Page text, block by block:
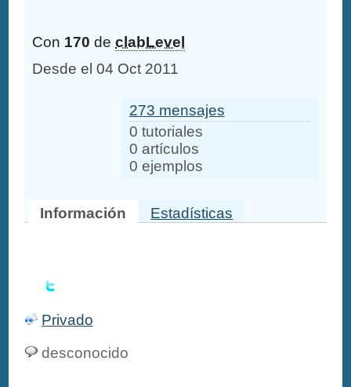
Con 170 declabLevel
Desde el 04 Oct 2011
273 mensajes
0 tutoriales
0 artículos
0 ejemplos
Información Estadísticas
Privado
desconocido